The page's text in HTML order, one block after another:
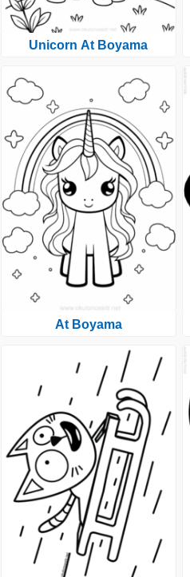
Unicorn At Boyama
At Boyama